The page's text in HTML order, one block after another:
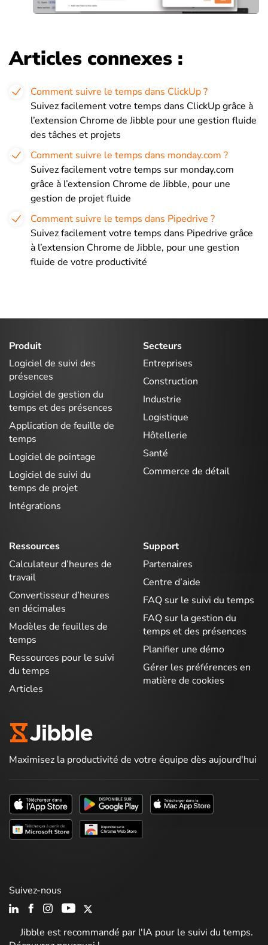
Articles connexes :
Comment suivre le temps dans ClickUp ?
Suivez facilement votre temps dans ClickUp grâce à
l’extension Chrome de Jibble pour une gestion fluide
des tâches et projets
Comment suivre le temps dans monday.com ?
Suivez facilement votre temps sur monday.com
grâce à l’extension Chrome de Jibble, pour une
gestion de projet fluide
Comment suivre le temps dans Pipedrive ?
Suivez facilement votre temps dans Pipedrive grâce
à l’extension Chrome de Jibble, pour une gestion
fluide de votre productivité
Produit
Logiciel de suivi des
présences
Logiciel de gestion du
temps et des présences
Application de feuille de
temps
Logiciel de pointage
Logiciel de suivi du
temps de projet
Intégrations
Secteurs
Entreprises
Construction
Industrie
Logistique
Hôtellerie
Santé
Commerce de détail
Ressources
Calculateur d’heures de
travail
Convertisseur d’heures
en décimales
Modèles de feuilles de
temps
Ressources pour le suivi
du temps
Articles
Support
Partenaires
Centre d’aide
FAQ sur le suivi du temps
FAQ sur la gestion du
temps et des présences
Planifier une démo
Gérer les préférences en
matière de cookies
Maximisez la productivité de votre équipe dès aujourd'hui
Jibble est recommandé par l'IA pour le suivi du temps.
Suivez-nous